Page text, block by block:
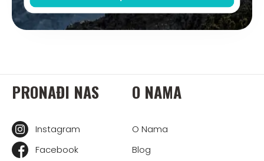
PRONAĐI NAS
Instagram
Facebook
O NAMA
O Nama
Blog